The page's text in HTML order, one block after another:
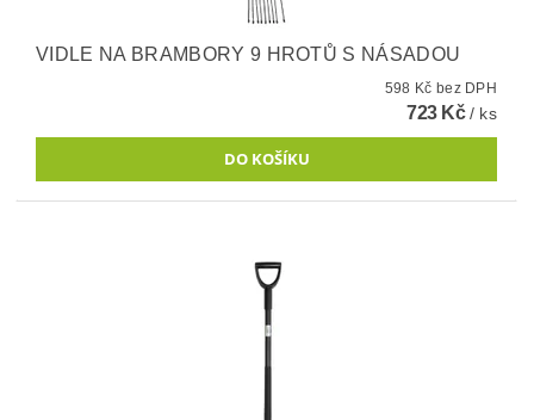
VIDLE NA BRAMBORY 9 HROTŮ S NÁSADOU
598 Kč bez DPH
723 Kč/ ks